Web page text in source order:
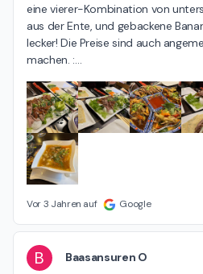
eine vierer-Kombination von
aus der Ente, und gebackene
lecker! Die Preise sind auch
machen. :
Vor 3 Jahren auf Google
B Baasansuren O